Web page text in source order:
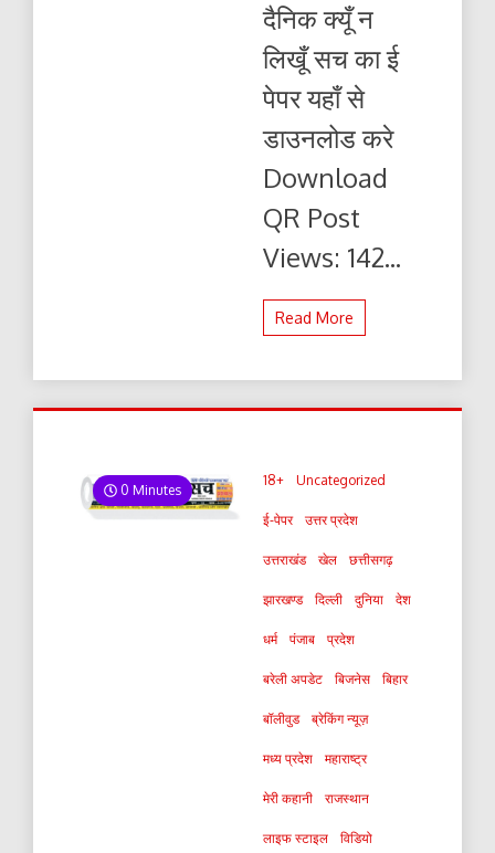
न
सच
23.02.2024
ई-
पेपर
यहाँ
पढ़ें
डाउनलोड
दैनिक क्यूँ न
लिखूँ सच का ई
पेपर यहाँ से
डाउनलोड करे
Download
QR Post
Views: 142...
Read More
0 Minutes
18+ Uncategorized
ई-पेपर उत्तर प्रदेश
उत्तराखंड खेल छत्तीसगढ़
झारखण्ड दिल्ली दुनिया देश
धर्म पंजाब प्रदेश
बरेली अपडेट बिजनेस बिहार
बॉलीवुड ब्रेकिंग न्यूज़
मध्य प्रदेश महाराष्ट्र
मेरी कहानी राजस्थान
लाइफ स्टाइल विडियो